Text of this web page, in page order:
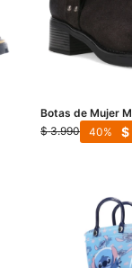
Botas de Mujer
cuero - Negro
$ 3.990 $
40